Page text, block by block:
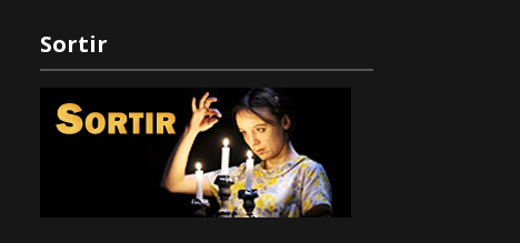
Sortir